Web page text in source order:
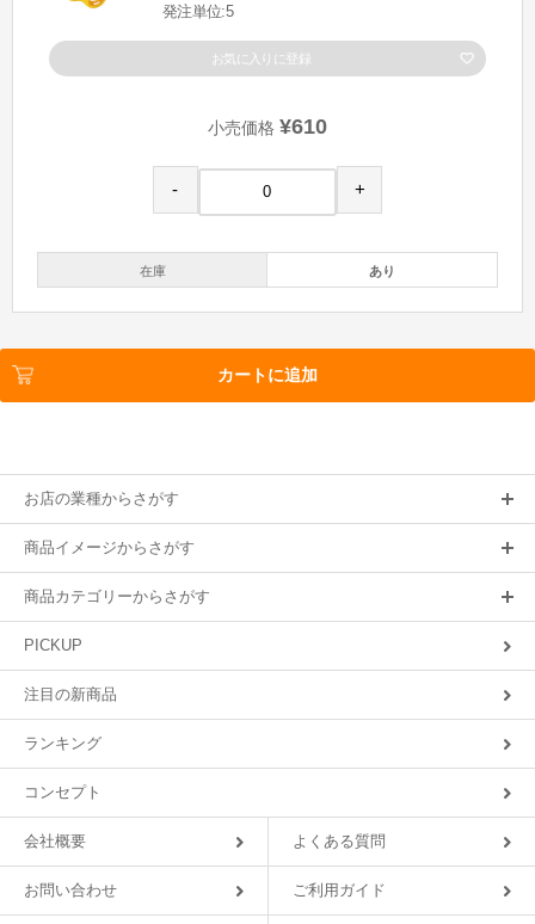
発注単位:5
お気に入りに登録
小売価格 ¥610
- +
在庫 あり
カートに追加
お店の業種からさがす
商品イメージからさがす
商品カテゴリーからさがす
PICKUP
注目の新商品
ランキング
コンセプト
会社概要 よくある質問
お問い合わせ ご利用ガイド